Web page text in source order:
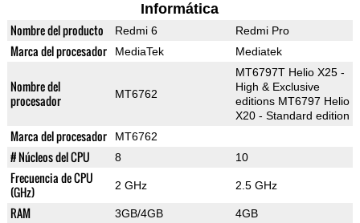
Informática
Nombre del producto Redmi 6 Redmi Pro
Marca del procesador MediaTek Mediatek
Nombre del
procesador
MT6762
MT6797T Helio X25 -
High & Exclusive
editions MT6797 Helio
X20 - Standard edition
Marca del procesador MT6762
# Núcleos del CPU 8 10
Frecuencia de CPU
(GHz)
2 GHz 2.5 GHz
RAM 3GB/4GB 4GB